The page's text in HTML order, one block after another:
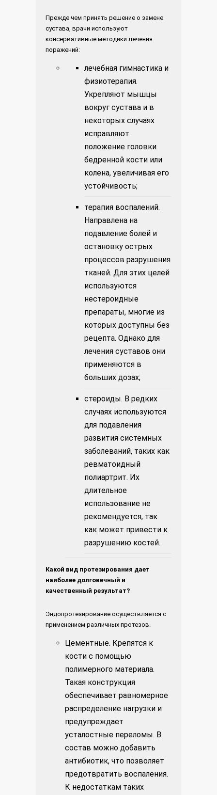
Прежде чем принять решение о замене
сустава, врачи используют
консервативные методики лечения
поражений:
лечебная гимнастика и
физиотерапия.
Укрепляют мышцы
вокруг сустава и в
некоторых случаях
исправляют
положение головки
бедренной кости или
колена, увеличивая его
устойчивость;
терапия воспалений.
Направлена на
подавление болей и
остановку острых
процессов разрушения
тканей. Для этих целей
используются
нестероидные
препараты, многие из
которых доступны без
рецепта. Однако для
лечения суставов они
применяются в
больших дозах;
стероиды. В редких
случаях используются
для подавления
развития системных
заболеваний, таких как
ревматоидный
полиартрит. Их
длительное
использование не
рекомендуется, так
как может привести к
разрушению костей.
Какой вид протезирования дает
наиболее долговечный и
качественный результат?
Эндопротезирование осуществляется с
применением различных протезов.
Цементные. Крепятся к
кости с помощью
полимерного материала.
Такая конструкция
обеспечивает равномерное
распределение нагрузки и
предупреждает
усталостные переломы. В
состав можно добавить
антибиотик, что позволяет
предотвратить воспаления.
К недостаткам таких